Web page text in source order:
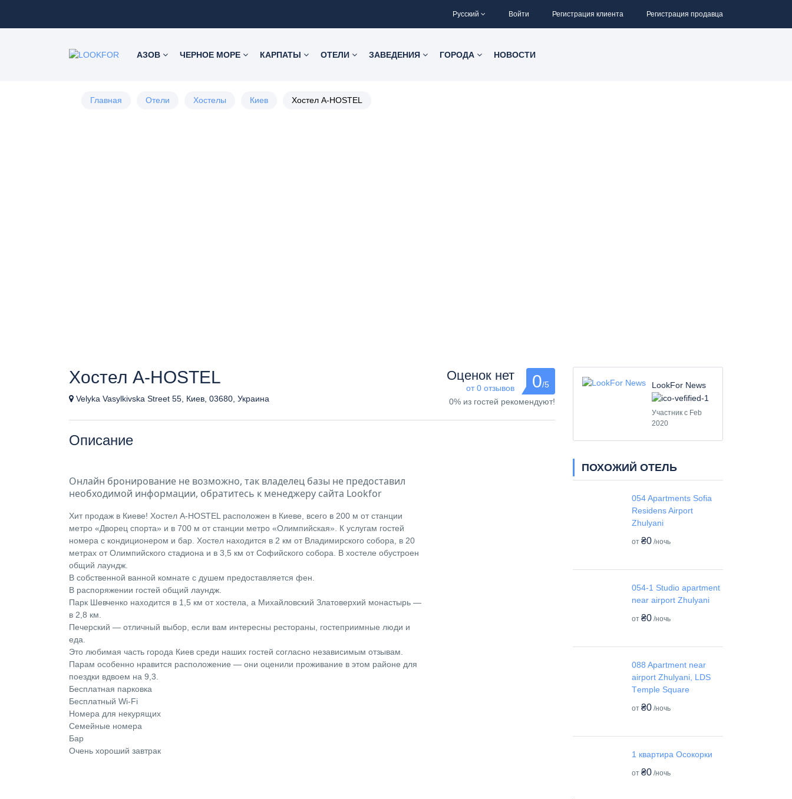
Русский Войти Регистрация клиента Регистрация продавца
АЗОВ ЧЕРНОЕ МОРЕ КАРПАТЫ ОТЕЛИ ЗАВЕДЕНИЯ ГОРОДА НОВОСТИ
Главная Отели Хостелы Киев Хостел A-HOSTEL
Хостел A-HOSTEL
Velyka Vasylkivska Street 55, Киев, 03680, Украина
Оценок нет
от 0 отзывов 0/5
0% из гостей рекомендуют!
Описание
Онлайн бронирование не возможно, так владелец базы не предоставил
необходимой информации, обратитесь к менеджеру сайта Lookfor
Хит продаж в Киеве! Хостел A-HOSTEL расположен в Киеве, всего в 200 м от станции
метро «Дворец спорта» и в 700 м от станции метро «Олимпийская». К услугам гостей
номера с кондиционером и бар. Хостел находится в 2 км от Владимирского собора, в 20
метрах от Олимпийского стадиона и в 3,5 км от Софийского собора. В хостеле обустроен
общий лаундж.
В собственной ванной комнате с душем предоставляется фен.
В распоряжении гостей общий лаундж.
Парк Шевченко находится в 1,5 км от хостела, а Михайловский Златоверхий монастырь —
в 2,8 км.
Печерский — отличный выбор, если вам интересны рестораны, гостеприимные люди и
еда.
Это любимая часть города Киев среди наших гостей согласно независимым отзывам.
Парам особенно нравится расположение — они оценили проживание в этом районе для
поездки вдвоем на 9,3.
Бесплатная парковка
Бесплатный Wi-Fi
Номера для некурящих
Семейные номера
Бар
Очень хороший завтрак
LookFor News
Участник с Feb
2020
ПОХОЖИЙ ОТЕЛЬ
054 Apartments Sofia
Residens Airport
Zhulyani
от ₴0 /ночь
054-1 Studio apartment
near airport Zhulyani
от ₴0 /ночь
088 Apartment near
airport Zhulyani, LDS
Tеmple Square
от ₴0 /ночь
1 квартира Осокорки
от ₴0 /ночь